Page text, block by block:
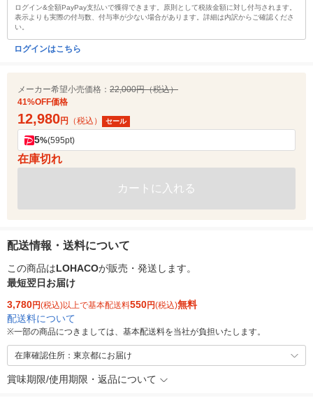
ログイン&全額PayPay支払いで獲得できます。原則として税抜金額に対し付与されます。
表示よりも実際の付与数、付与率が少ない場合があります。詳細は内訳からご確認くださ
い。
ログインはこちら
メーカー希望小売価格： 22,000円（税込）
41%OFF価格
12,980円 （税込） セール
5%(595pt)
在庫切れ
カートに入れる
配送情報・送料について
この商品はLOHACOが販売・発送します。
最短翌日お届け
3,780円(税込)以上で基本配送料550円(税込)無料
配送料について
※一部の商品につきましては、基本配送料を当社が負担いたします。
在庫確認住所：東京都にお届け
賞味期限/使用期限・返品について